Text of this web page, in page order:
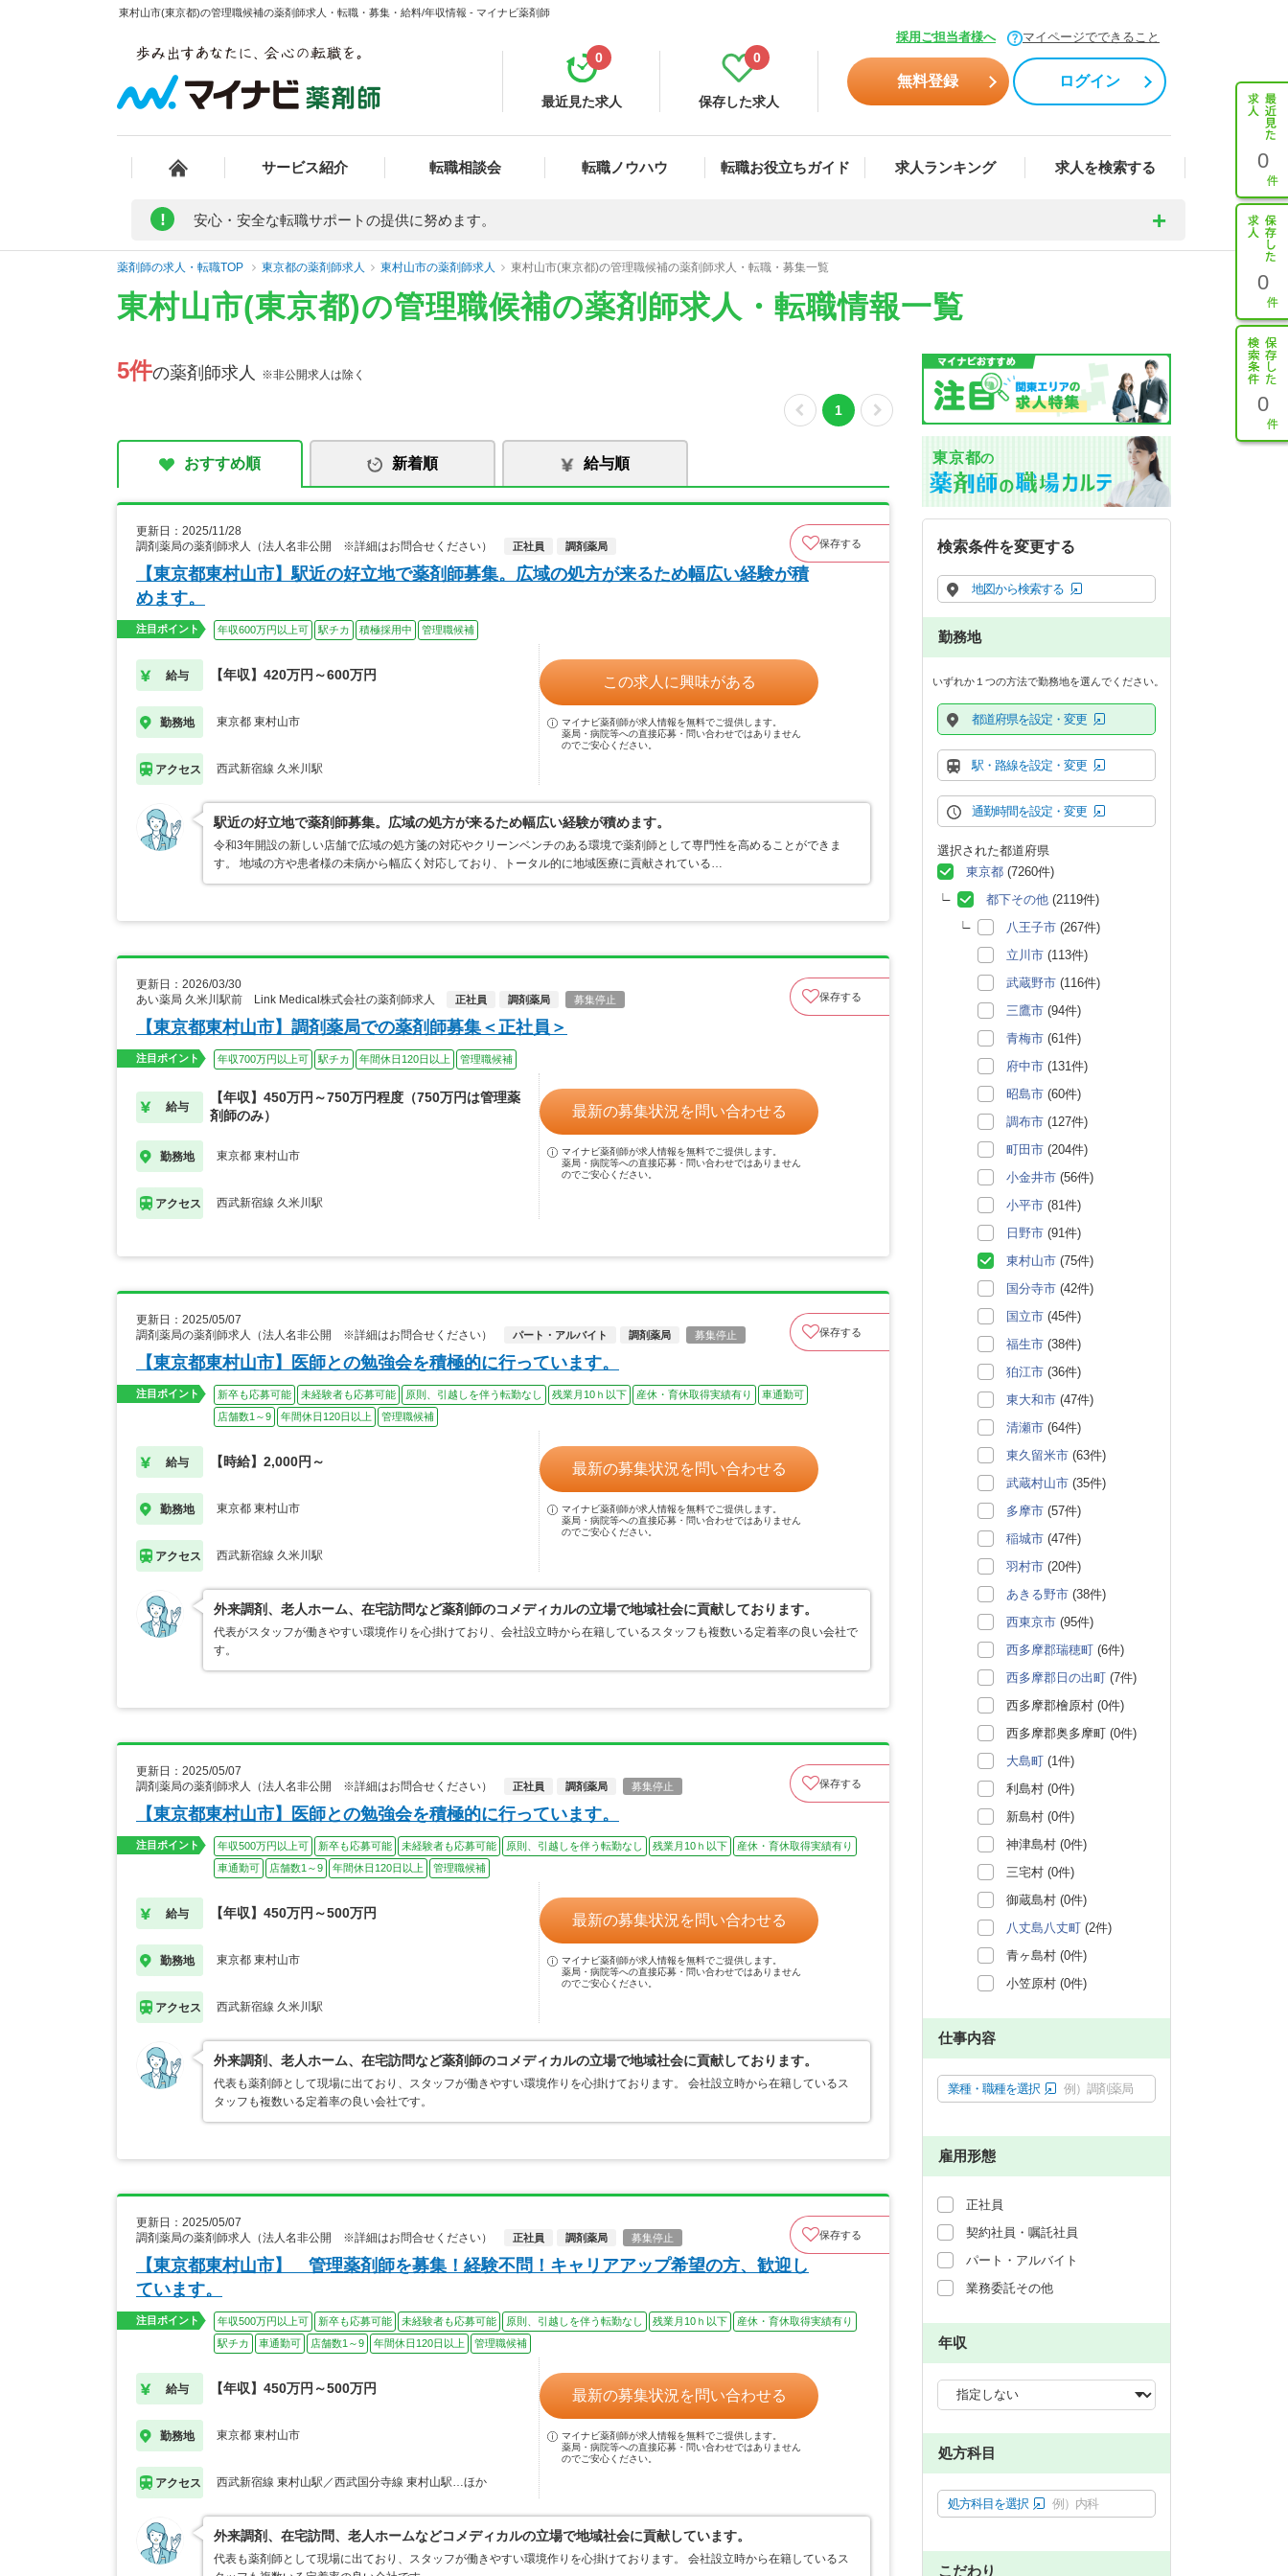
東村山市(東京都)の管理職候補の薬剤師求人・転職・募集・給料/年収情報 - マイナビ薬剤師
採用ご担当者様へ マイページでできること
最近見た求人
0
保存した求人
0
無料登録 ログイン
サービス紹介 転職相談会 転職ノウハウ 転職お役立ちガイド 求人ランキング 求人を検索する 0
0
0
! 安心・安全な転職サポートの提供に努めます。
薬剤師の求人・転職TOP 東京都の薬剤師求人 東村山市の薬剤師求人 東村山市(東京都)の管理職候補の薬剤師求人・転職・募集一覧
東村山市(東京都)の管理職候補の薬剤師求人・転職情報一覧
5件の薬剤師求人 ※非公開求人は除く
1
おすすめ順 新着順 給与順
更新日：2025/11/28
調剤薬局の薬剤師求人（法人名非公開 ※詳細はお問合せください）
正社員 調剤薬局 保存する
【東京都東村山市】駅近の好立地で薬剤師募集。広域の処方が来るため幅広い経験が積
めます。
注目ポイント 年収600万円以上可 駅チカ 積極採用中 管理職候補
給与 【年収】420万円～600万円
勤務地 東京都 東村山市
アクセス 西武新宿線 久米川駅
この求人に興味がある
マイナビ薬剤師が求人情報を無料でご提供します。
薬局・病院等への直接応募・問い合わせではありません
のでご安心ください。
駅近の好立地で薬剤師募集。広域の処方が来るため幅広い経験が積めます。
令和3年開設の新しい店舗で広域の処方箋の対応やクリーンベンチのある環境で薬剤師として専門性を高めることができま
す。 地域の方や患者様の未病から幅広く対応しており、トータル的に地域医療に貢献されている…
更新日：2026/03/30
あい薬局 久米川駅前 Link Medical株式会社の薬剤師求人
正社員 調剤薬局 募集停止 保存する
【東京都東村山市】調剤薬局での薬剤師募集＜正社員＞
注目ポイント 年収700万円以上可 駅チカ 年間休日120日以上 管理職候補
給与
【年収】450万円～750万円程度（750万円は管理薬
剤師のみ）
勤務地 東京都 東村山市
アクセス 西武新宿線 久米川駅
最新の募集状況を問い合わせる
マイナビ薬剤師が求人情報を無料でご提供します。
薬局・病院等への直接応募・問い合わせではありません
のでご安心ください。
更新日：2025/05/07
調剤薬局の薬剤師求人（法人名非公開 ※詳細はお問合せください）
パート・アルバイト 調剤薬局 募集停止 保存する
【東京都東村山市】医師との勉強会を積極的に行っています。
注目ポイント 新卒も応募可能 未経験者も応募可能 原則、引越しを伴う転勤なし 残業月10ｈ以下 産休・育休取得実績有り
車通勤可
店舗数1～9
年間休日120日以上 管理職候補
給与 【時給】2,000円～
勤務地 東京都 東村山市
アクセス 西武新宿線 久米川駅
最新の募集状況を問い合わせる
マイナビ薬剤師が求人情報を無料でご提供します。
薬局・病院等への直接応募・問い合わせではありません
のでご安心ください。
外来調剤、老人ホーム、在宅訪問など薬剤師のコメディカルの立場で地域社会に貢献しております。
代表がスタッフが働きやすい環境作りを心掛けており、会社設立時から在籍しているスタッフも複数いる定着率の良い会社で
す。
更新日：2025/05/07
調剤薬局の薬剤師求人（法人名非公開 ※詳細はお問合せください）
正社員 調剤薬局 募集停止 保存する
【東京都東村山市】医師との勉強会を積極的に行っています。
注目ポイント 年収500万円以上可 新卒も応募可能 未経験者も応募可能 原則、引越しを伴う転勤なし 残業月10ｈ以下
産休・育休取得実績有り
車通勤可
店舗数1～9 年間休日120日以上 管理職候補
給与 【年収】450万円～500万円
勤務地 東京都 東村山市
アクセス 西武新宿線 久米川駅
最新の募集状況を問い合わせる
マイナビ薬剤師が求人情報を無料でご提供します。
薬局・病院等への直接応募・問い合わせではありません
のでご安心ください。
外来調剤、老人ホーム、在宅訪問など薬剤師のコメディカルの立場で地域社会に貢献しております。
代表も薬剤師として現場に出ており、スタッフが働きやすい環境作りを心掛けております。 会社設立時から在籍しているス
タッフも複数いる定着率の良い会社です。
更新日：2025/05/07
調剤薬局の薬剤師求人（法人名非公開 ※詳細はお問合せください）
正社員 調剤薬局 募集停止 保存する
【東京都東村山市】 管理薬剤師を募集！経験不問！キャリアアップ希望の方、歓迎し
ています。
注目ポイント 年収500万円以上可 新卒も応募可能 未経験者も応募可能 原則、引越しを伴う転勤なし 残業月10ｈ以下
産休・育休取得実績有り
駅チカ
車通勤可 店舗数1～9 年間休日120日以上 管理職候補
給与 【年収】450万円～500万円
勤務地 東京都 東村山市
アクセス 西武新宿線 東村山駅／西武国分寺線 東村山駅…ほか
最新の募集状況を問い合わせる
マイナビ薬剤師が求人情報を無料でご提供します。
薬局・病院等への直接応募・問い合わせではありません
のでご安心ください。
外来調剤、在宅訪問、老人ホームなどコメディカルの立場で地域社会に貢献しています。
代表も薬剤師として現場に出ており、スタッフが働きやすい環境作りを心掛けております。 会社設立時から在籍しているス
東京都の
検索条件を変更する
地図から検索する
勤務地
いずれか１つの方法で勤務地を選んでください。
都道府県を設定・変更
駅・路線を設定・変更
通勤時間を設定・変更
選択された都道府県
東京都 (7260件)
都下その他 (2119件)
八王子市 (267件)
立川市 (113件)
武蔵野市 (116件)
三鷹市 (94件)
青梅市 (61件)
府中市 (131件)
昭島市 (60件)
調布市 (127件)
町田市 (204件)
小金井市 (56件)
小平市 (81件)
日野市 (91件)
東村山市 (75件)
国分寺市 (42件)
国立市 (45件)
福生市 (38件)
狛江市 (36件)
東大和市 (47件)
清瀬市 (64件)
東久留米市 (63件)
武蔵村山市 (35件)
多摩市 (57件)
稲城市 (47件)
羽村市 (20件)
あきる野市 (38件)
西東京市 (95件)
西多摩郡瑞穂町 (6件)
西多摩郡日の出町 (7件)
西多摩郡檜原村 (0件)
西多摩郡奥多摩町 (0件)
大島町 (1件)
利島村 (0件)
新島村 (0件)
神津島村 (0件)
三宅村 (0件)
御蔵島村 (0件)
八丈島八丈町 (2件)
青ヶ島村 (0件)
小笠原村 (0件)
仕事内容
業種・職種を選択 例）調剤薬局
雇用形態
正社員
契約社員・嘱託社員
パート・アルバイト
業務委託その他
年収
処方科目
処方科目を選択 例）内科
こだわり